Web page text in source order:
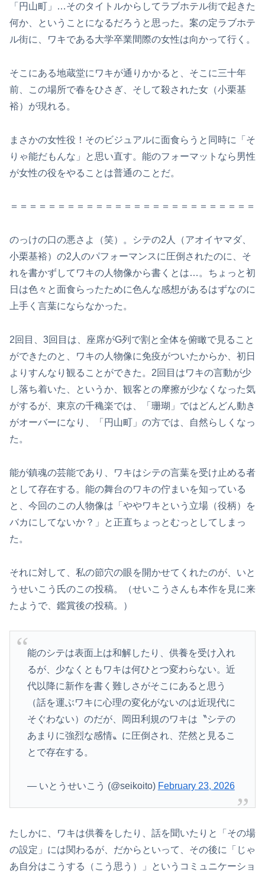
「円山町」…そのタイトルからしてラブホテル街で起きた
何か、ということになるだろうと思った。案の定ラブホテ
ル街に、ワキである大学卒業間際の女性は向かって行く。
そこにある地蔵堂にワキが通りかかると、そこに三十年
前、この場所で春をひさぎ、そして殺された女（小栗基
裕）が現れる。
まさかの女性役！そのビジュアルに面食らうと同時に「そ
りゃ能だもんな」と思い直す。能のフォーマットなら男性
が女性の役をやることは普通のことだ。
＝＝＝＝＝＝＝＝＝＝＝＝＝＝＝＝＝＝＝＝＝＝＝＝＝＝
のっけの口の悪さよ（笑）。シテの2人（アオイヤマダ、
小栗基裕）の2人のパフォーマンスに圧倒されたのに、そ
れを書かずしてワキの人物像から書くとは…。ちょっと初
日は色々と面食らったために色んな感想があるはずなのに
上手く言葉にならなかった。
2回目、3回目は、座席がG列で割と全体を俯瞰で見ること
ができたのと、ワキの人物像に免疫がついたからか、初日
よりすんなり観ることができた。2回目はワキの言動が少
し落ち着いた、というか、観客との摩擦が少なくなった気
がするが、東京の千穐楽では、「珊瑚」ではどんどん動き
がオーバーになり、「円山町」の方では、自然らしくなっ
た。
能が鎮魂の芸能であり、ワキはシテの言葉を受け止める者
として存在する。能の舞台のワキの佇まいを知っている
と、今回のこの人物像は「ややワキという立場（役柄）を
バカにしてないか？」と正直ちょっとむっとしてしまっ
た。
それに対して、私の節穴の眼を開かせてくれたのが、いと
うせいこう氏のこの投稿。（せいこうさんも本作を見に来
たようで、鑑賞後の投稿。）
能のシテは表面上は和解したり、供養を受け入れ
るが、少なくともワキは何ひとつ変わらない。近
代以降に新作を書く難しさがそこにあると思う
（話を運ぶワキに心理の変化がないのは近現代に
そぐわない）のだが、岡田利規のワキは〝シテの
あまりに強烈な感情〟に圧倒され、茫然と見るこ
とで存在する。
— いとうせいこう (@seikoito) February 23, 2026
たしかに、ワキは供養をしたり、話を聞いたりと「その場
の設定」には関わるが、だからといって、その後に「じゃ
あ自分はこうする（こう思う）」というコミュニケーショ